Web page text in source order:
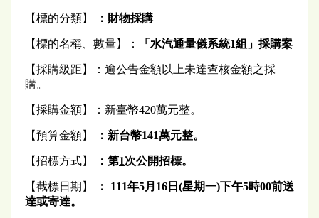
【標的分類】 ： 財物採購
【標的名稱、數量】： 「水汽通量儀系統1組」 採購案
【採購級距】：逾公告金額以上未達查核金額之採
購。
【採購金額】：新臺幣420萬元整。
【預算金額】 ： 新台幣141萬元整。
【招標方式】 ：第1次公開招標。
【截標日期】 ： 111年5月16日(星期一)下午5時00前送
達或寄達。